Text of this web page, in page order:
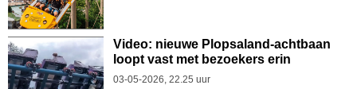
Video: nieuwe Plopsaland-achtbaan
loopt vast met bezoekers erin
03-05-2026, 22.25 uur